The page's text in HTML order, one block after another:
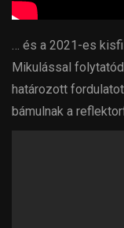
… és a 2021-es
Mikulással
határozott
bámulnak a